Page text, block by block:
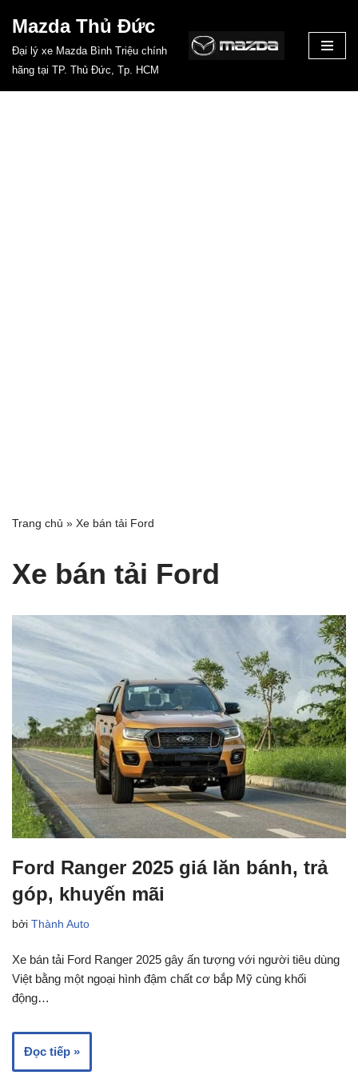
Mazda Thủ Đức
Đại lý xe Mazda Bình Triệu chính
hãng tại TP. Thủ Đức, Tp. HCM
Trang chủ » Xe bán tải Ford
Xe bán tải Ford
Ford Ranger 2025 giá lăn bánh, trả
góp, khuyến mãi
bởi Thành Auto
Xe bán tải Ford Ranger 2025 gây ấn tượng với người tiêu dùng
Việt bằng một ngoại hình đậm chất cơ bắp Mỹ cùng khối
động…
Đọc tiếp »